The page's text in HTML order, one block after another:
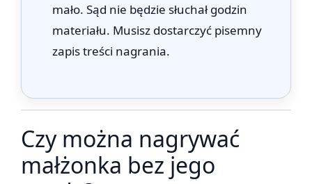
mało. Sąd nie będzie słuchał godzin
materiału. Musisz dostarczyć pisemny
zapis treści nagrania.
Czy można nagrywać
małżonka bez jego